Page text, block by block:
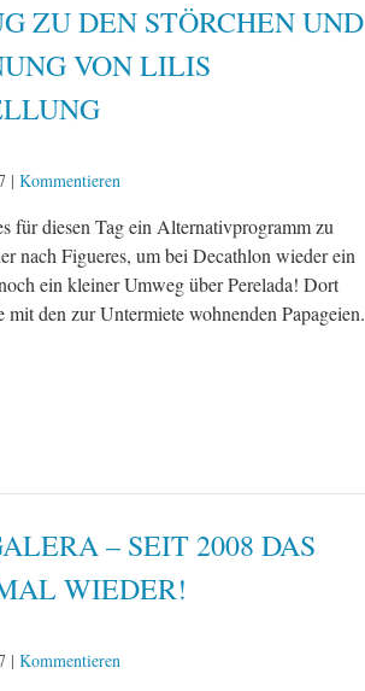
ZU DEN STÖRCHEN UND
VON LILIS
| Kommentieren
für diesen Tag ein Alternativprogramm zu
nach Figueres, um bei Decathlon wieder ein
ein kleiner Umweg über Perelada! Dort
den zur Untermiete wohnenden Papageien.
– SEIT 2008 DAS
WIEDER!
| Kommentieren